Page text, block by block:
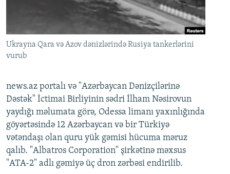
Ukrayna Qara və Azov dənizlərində Rusiya tankerlərini
vurub
news.az portalı və "Azərbaycan Dənizçilərinə
Dəstək" İctimai Birliyinin sədri İlham Nəsirovun
yaydığı məlumata görə, Odessa limanı yaxınlığında
göyərtəsində 12 Azərbaycan və bir Türkiyə
vətəndaşı olan quru yük gəmisi hücuma məruz
qalıb. "Albatros Corporation" şirkətinə məxsus
"ATA-2" adlı gəmiyə üç dron zərbəsi endirilib.